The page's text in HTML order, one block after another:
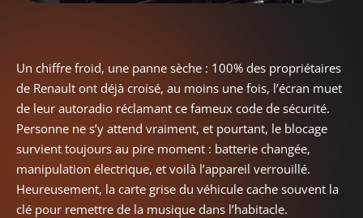
Un chiffre froid, une panne sèche : 100% des propriétaires
de Renault ont déjà croisé, au moins une fois, l’écran muet
de leur autoradio réclamant ce fameux code de sécurité.
Personne ne s’y attend vraiment, et pourtant, le blocage
survient toujours au pire moment : batterie changée,
manipulation électrique, et voilà l’appareil verrouillé.
Heureusement, la carte grise du véhicule cache souvent la
clé pour remettre de la musique dans l’habitacle.